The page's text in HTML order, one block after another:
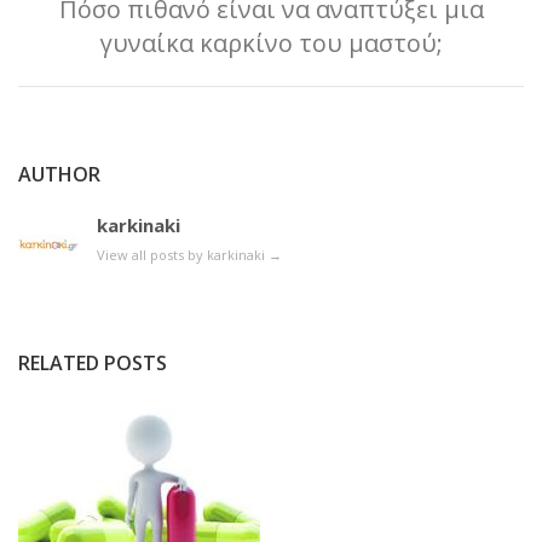
Πόσο πιθανό είναι να αναπτύξει μια
γυναίκα καρκίνο του μαστού;
AUTHOR
karkinaki
View all posts by karkinaki →
RELATED POSTS